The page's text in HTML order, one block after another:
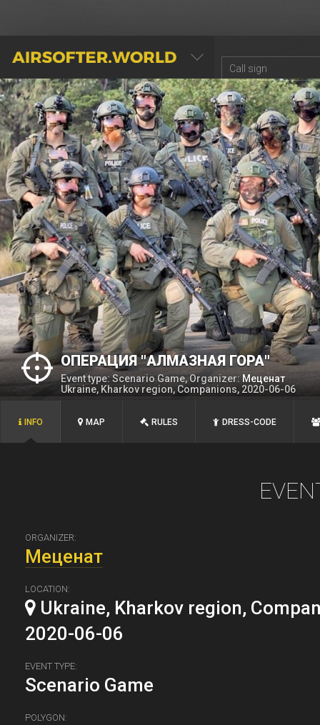
AIRSOFTER.WORLD
ОПЕРАЦИЯ "АЛМАЗНАЯ ГОРА"
Event type: Scenario Game, Organizer: Меценат
Ukraine, Kharkov region, Companions, 2020-06-06
INFO MAP RULES DRESS-CODE
ORGANIZER:
Меценат
LOCATION:
Ukraine, Kharkov region,
2020-06-06
EVENT TYPE:
Scenario Game
POLYGON: